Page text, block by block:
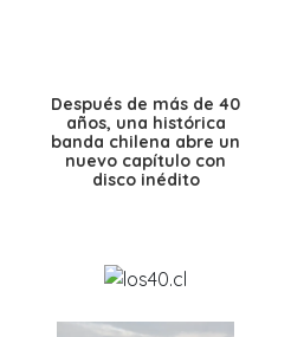
Después de más de 40
años, una histórica
banda chilena abre un
nuevo capítulo con
disco inédito